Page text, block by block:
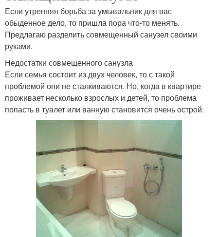
Если утренняя борьба за умывальник для вас
обыденное дело, то пришла пора что-то менять.
Предлагаю разделить совмещенный санузел своими
руками.
Недостатки совмещенного санузла
Если семья состоит из двух человек, то с такой
проблемой они не сталкиваются. Но, когда в квартире
проживает несколько взрослых и детей, то проблема
попасть в туалет или ванную становится очень острой.